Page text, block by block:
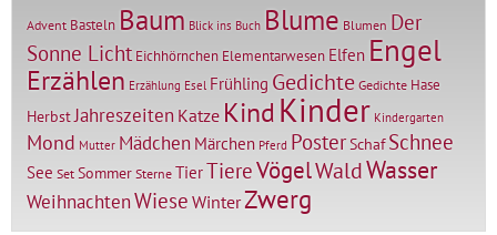
Advent Basteln Baum Blick ins Buch Blume Blumen Der
Sonne Licht Eichhörnchen Elementarwesen Elfen Engel
Erzählen Erzählung Esel Frühling Gedichte Gedichte Hase
HerbstJahreszeitenKatze KindKinder Kindergarten
Mond Mutter Mädchen Märchen Pferd PosterSchaf Schnee
See Set Sommer Sterne TierTiereVögelWaldWasser
WeihnachtenWiese WinterZwerg